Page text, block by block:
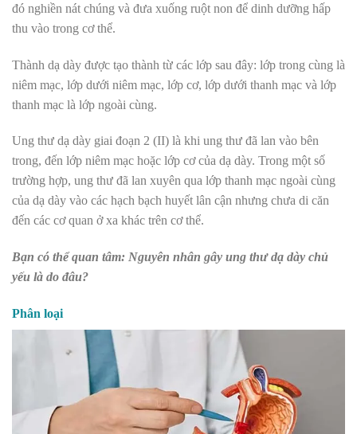
đó nghiền nát chúng và đưa xuống ruột non để dinh dưỡng hấp
thu vào trong cơ thể.
Thành dạ dày được tạo thành từ các lớp sau đây: lớp trong cùng là
niêm mạc, lớp dưới niêm mạc, lớp cơ, lớp dưới thanh mạc và lớp
thanh mạc là lớp ngoài cùng.
Ung thư dạ dày giai đoạn 2 (II) là khi ung thư đã lan vào bên
trong, đến lớp niêm mạc hoặc lớp cơ của dạ dày. Trong một số
trường hợp, ung thư đã lan xuyên qua lớp thanh mạc ngoài cùng
của dạ dày vào các hạch bạch huyết lân cận nhưng chưa di căn
đến các cơ quan ở xa khác trên cơ thể.
Bạn có thể quan tâm: Nguyên nhân gây ung thư dạ dày chủ
yếu là do đâu?
Phân loại